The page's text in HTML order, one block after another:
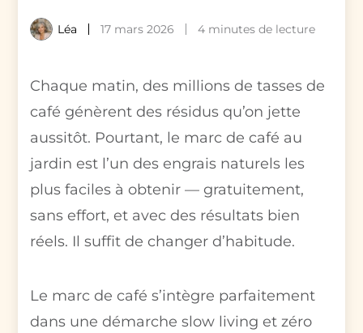
Léa 17 mars 2026 4 minutes de lecture
Chaque matin, des millions de tasses de
café génèrent des résidus qu’on jette
aussitôt. Pourtant, le marc de café au
jardin est l’un des engrais naturels les
plus faciles à obtenir — gratuitement,
sans effort, et avec des résultats bien
réels. Il suffit de changer d’habitude.
Le marc de café s’intègre parfaitement
dans une démarche slow living et zéro